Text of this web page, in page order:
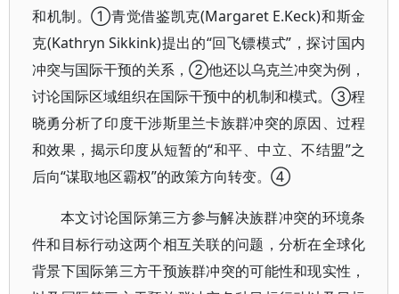
和机制。①青觉借鉴凯克(Margaret E.Keck)和斯金
克(Kathryn Sikkink)提出的“回飞镖模式”，探讨国内
冲突与国际干预的关系，②他还以乌克兰冲突为例，
讨论国际区域组织在国际干预中的机制和模式。③程
晓勇分析了印度干涉斯里兰卡族群冲突的原因、过程
和效果，揭示印度从短暂的“和平、中立、不结盟”之
后向“谋取地区霸权”的政策方向转变。④
本文讨论国际第三方参与解决族群冲突的环境条
件和目标行动这两个相互关联的问题，分析在全球化
背景下国际第三方干预族群冲突的可能性和现实性，